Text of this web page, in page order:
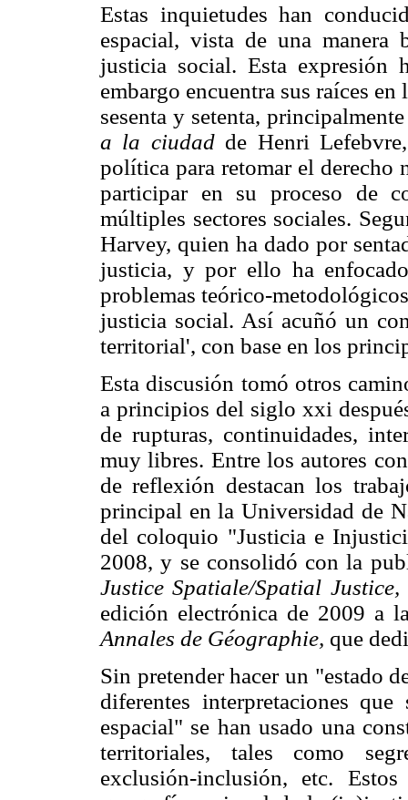
Estas inquietudes han
espacial, vista de una manera
justicia social. Esta expresión
embargo encuentra sus raíces
sesenta y setenta,
a la ciudadde Henri
política para retomar el derecho
participar en su proceso de
múltiples sectores sociales.
Harvey, quien ha dado por
justicia, y por ello ha
problemas teórico-
justicia social. Así acuñó un
territorial', con base en los
Esta discusión tomó otros
a principios del siglo xxi
de rupturas, continuidades,
muy libres. Entre los autores
de reflexión destacan los
principal en la Universidad de
del coloquio "Justicia e
2008, y se consolidó con la
Justice Spatiale/Spatial Justice,
edición electrónica de 2009 a
Annales de Géographie, que
Sin pretender hacer un "estado
diferentes interpretaciones
espacial" se han usado una
territoriales, tales como
exclusión-inclusión, etc.